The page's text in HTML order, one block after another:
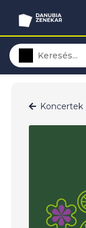
Koncertek